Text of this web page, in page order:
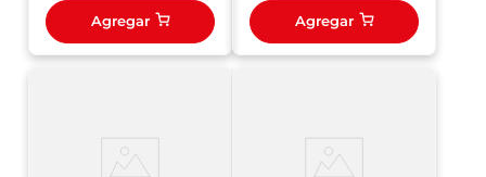
Agregar Agregar